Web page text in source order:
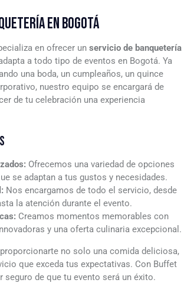
EN BOGOTÁ
en ofrecer un servicio de banquetería
a todo tipo de eventos en Bogotá. Ya
una boda, un cumpleaños, un quince
nuestro equipo se encargará de
de tu celebración una experiencia
Ofrecemos una variedad de opciones
se adaptan a tus gustos y necesidades.
Nos encargamos de todo el servicio, desde
la atención durante el evento.
Creamos momentos memorables con
y una oferta culinaria excepcional.
no solo una comida deliciosa,
que exceda tus expectativas. Con Buffet
seguro de que tu evento será un éxito.